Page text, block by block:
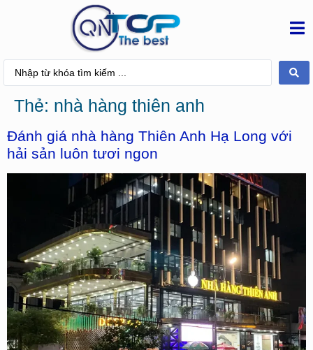
Thẻ: nhà hàng thiên anh
Đánh giá nhà hàng Thiên Anh Hạ Long với
hải sản luôn tươi ngon